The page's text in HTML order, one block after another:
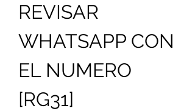
REVISAR
WHATSAPP CON
EL NUMERO
[RG31]